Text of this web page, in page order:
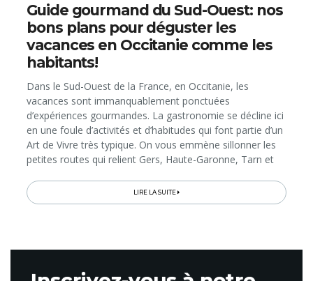
Guide gourmand du Sud-Ouest: nos
bons plans pour déguster les
vacances en Occitanie comme les
habitants!
Dans le Sud-Ouest de la France, en Occitanie, les
vacances sont immanquablement ponctuées
d’expériences gourmandes. La gastronomie se décline ici
en une foule d’activités et d’habitudes qui font partie d’un
Art de Vivre très typique. On vous emmène sillonner les
petites routes qui relient Gers, Haute-Garonne, Tarn et
ses habitants...
LIRE LA SUITE